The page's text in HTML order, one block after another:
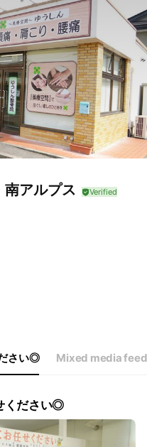
アルプス
さい◎ Mixed media feed
ください◎